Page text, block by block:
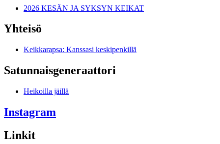
2026 KESÄN JA SYKSYN KEIKAT
Yhteisö
Keikkarapsa: Kanssasi keskipenkillä
Satunnais­generaattori
Heikoilla jäillä
Instagram
Linkit